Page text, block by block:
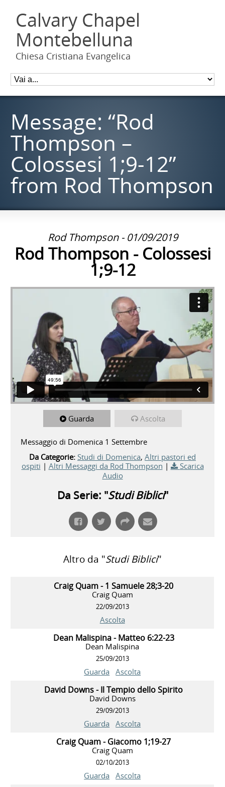
Calvary Chapel
Montebelluna
Chiesa Cristiana Evangelica
Message: “Rod
Thompson –
Colossesi 1;9-12”
from Rod Thompson
Rod Thompson - 01/09/2019
Rod Thompson - Colossesi
1;9-12
Guarda Ascolta
Messaggio di Domenica 1 Settembre
Da Categorie: Studi di Domenica, Altri pastori ed
ospiti | Altri Messaggi da Rod Thompson |
Scarica
Audio
Da Serie: "Studi Biblici"
Altro da "Studi Biblici"
Craig Quam - 1 Samuele 28;3-20
Craig Quam
22/09/2013
Ascolta
Dean Malispina - Matteo 6:22-23
Dean Malispina
25/09/2013
Guarda Ascolta
David Downs - Il Tempio dello Spirito
David Downs
29/09/2013
Guarda Ascolta
Craig Quam - Giacomo 1;19-27
Craig Quam
02/10/2013
Guarda Ascolta